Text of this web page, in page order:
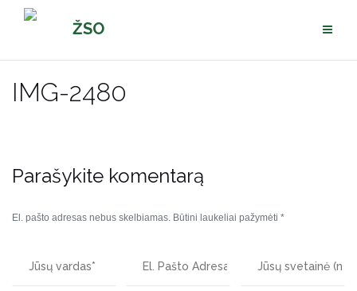
Pereiti
ŽSO
IMG-2480
Parašykite komentarą
El. pašto adresas nebus skelbiamas. Būtini laukeliai pažymėti *